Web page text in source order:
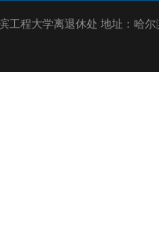
工程大学离退休处 地址：哈